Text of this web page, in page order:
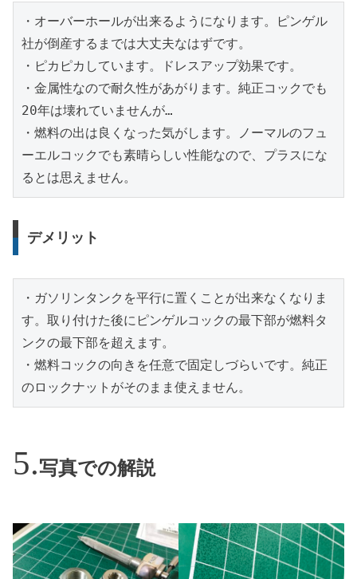
・オーバーホールが出来るようになります。ピンゲル
社が倒産するまでは大丈夫なはずです。
・ピカピカしています。ドレスアップ効果です。
・金属性なので耐久性があがります。純正コックでも
20年は壊れていませんが…
・燃料の出は良くなった気がします。ノーマルのフュ
ーエルコックでも素晴らしい性能なので、プラスにな
るとは思えません。
デメリット
・ガソリンタンクを平行に置くことが出来なくなりま
す。取り付けた後にピンゲルコックの最下部が燃料タ
ンクの最下部を超えます。
・燃料コックの向きを任意で固定しづらいです。純正
写真での解説